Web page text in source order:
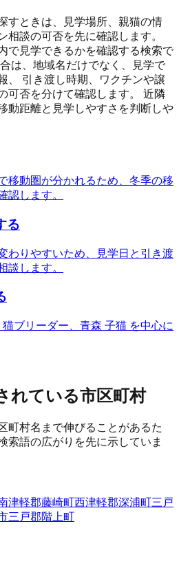
すときは、見学場所、親猫の情
相談の可否を先に確認します。
で見学できるかを確認する検索で
は、地域名だけでなく、見学で
、 引き渡し時期、ワクチンや譲
可否を分けて確認します。 近隣
動距離と見学しやすさを判断しや
移動圏が分かれるため、冬季の移
認します。
る
わりやすいため、見学日と引き渡
談します。
ブリーダー、青森 子猫 を中心に
れている市区町村
町村名まで伸びることがあるた
索語の広がりを先に示していま
津軽郡藤崎町西津軽郡深浦町三戸
三戸郡階上町